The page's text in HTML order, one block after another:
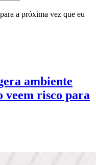
a próxima vez que eu
ambiente
veem risco para